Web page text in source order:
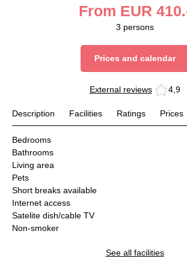
From EUR
3 persons
Prices and calendar
External reviews 4,9
Description Facilities Ratings Prices
Bedrooms
Bathrooms
Living area
Pets
Short breaks available
Internet access
Satelite dish/cable TV
Non-smoker
See all facilities